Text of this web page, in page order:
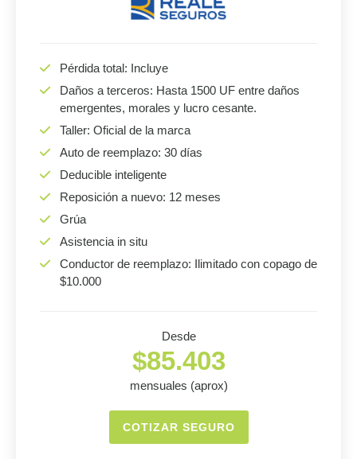
Pérdida total: Incluye
Daños a terceros: Hasta 1500 UF entre daños
emergentes, morales y lucro cesante.
Taller: Oficial de la marca
Auto de reemplazo: 30 días
Deducible inteligente
Reposición a nuevo: 12 meses
Grúa
Asistencia in situ
Conductor de reemplazo: Ilimitado con copago de
$10.000
Desde
$85.403
mensuales (aprox)
COTIZAR SEGURO